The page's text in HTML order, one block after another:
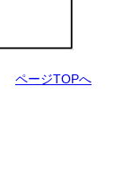
ページTOPへ